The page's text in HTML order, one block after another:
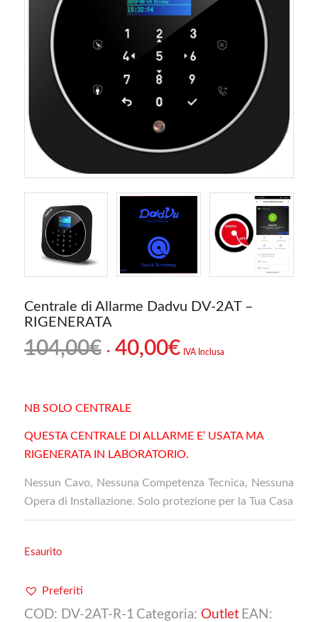
Centrale di Allarme Dadvu DV-2AT –
RIGENERATA
104,00€ Il
prezzo
era:
104,00€.
40,00€IlIVA Inclusa
NB SOLO CENTRALE
QUESTA CENTRALE DI ALLARME E’ USATA MA
RIGENERATA IN LABORATORIO.
Nessun Cavo, Nessuna Competenza Tecnica, Nessuna
Opera di Installazione. Solo protezione per la Tua Casa
Esaurito
Preferiti
COD: DV-2AT-R-1 Categoria: Outlet EAN: